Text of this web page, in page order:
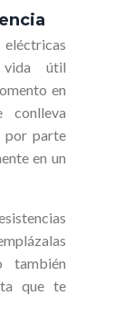
útil
en
por parte
en un
también
que te